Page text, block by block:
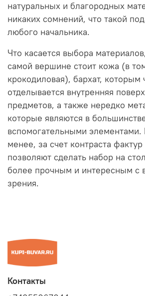
натуральных и благородных
никаких сомнений, что такой
любого начальника.
Что касается выбора
самой вершине стоит кожа (в
крокодиловая), бархат, которым
отделывается внутренняя
предметов, а также нередко
которые являются в
вспомогательными
менее, за счет контраста
позволяют сделать набор на
более прочным и интересным с
зрения.
Контакты